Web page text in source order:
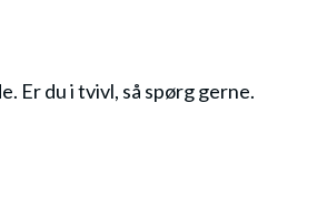
Er du i tvivl, så spørg gerne.